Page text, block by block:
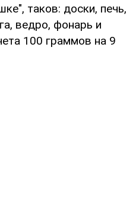
таков: доски, печь,
ведро, фонарь и
100 граммов на 9